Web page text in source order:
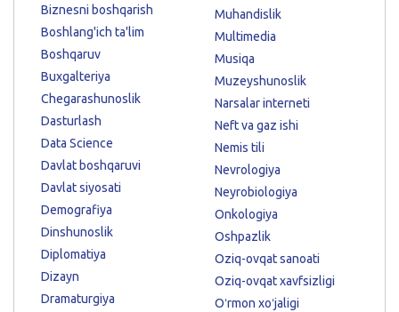
Biznesni boshqarish
Boshlang'ich ta'lim
Boshqaruv
Buxgalteriya
Chegarashunoslik
Dasturlash
Data Science
Davlat boshqaruvi
Davlat siyosati
Demografiya
Dinshunoslik
Diplomatiya
Dizayn
Dramaturgiya
Muhandislik
Multimedia
Musiqa
Muzeyshunoslik
Narsalar interneti
Neft va gaz ishi
Nemis tili
Nevrologiya
Neyrobiologiya
Onkologiya
Oshpazlik
Oziq-ovqat sanoati
Oziq-ovqat xavfsizligi
Oʻrmon xoʻjaligi